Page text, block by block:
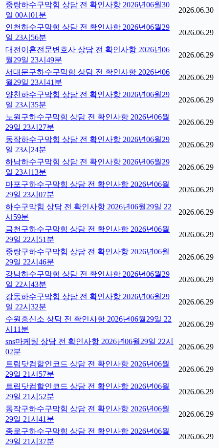
중랑하수구막힘 상담 전 확인사항 2026년06월30
일 00시01분
2026.06.30
인천하수구막힘 상담 전 확인사항 2026년06월29
일 23시56분
2026.06.29
대전이혼전문변호사 상담 전 확인사항 2026년06
월29일 23시49분
2026.06.29
서대문구하수구막힘 상담 전 확인사항 2026년06
월29일 23시41분
2026.06.29
양천하수구막힘 상담 전 확인사항 2026년06월29
일 23시35분
2026.06.29
노원구하수구막힘 상담 전 확인사항 2026년06월
29일 23시27분
2026.06.29
동작하수구막힘 상담 전 확인사항 2026년06월29
일 23시24분
2026.06.29
하남하수구막힘 상담 전 확인사항 2026년06월29
일 23시13분
2026.06.29
마포구하수구막힘 상담 전 확인사항 2026년06월
29일 23시07분
2026.06.29
하수구막힘 상담 전 확인사항 2026년06월29일 22
시59분
2026.06.29
금천구하수구막힘 상담 전 확인사항 2026년06월
29일 22시51분
2026.06.29
중랑구하수구막힘 상담 전 확인사항 2026년06월
29일 22시46분
2026.06.29
강남하수구막힘 상담 전 확인사항 2026년06월29
일 22시43분
2026.06.29
강동하수구막힘 상담 전 확인사항 2026년06월29
일 22시32분
2026.06.29
수원흥신소 상담 전 확인사항 2026년06월29일 22
시11분
2026.06.29
sns마케팅 상담 전 확인사항 2026년06월29일 22시
02분
2026.06.29
트립닷컴할인코드 상담 전 확인사항 2026년06월
29일 21시57분
2026.06.29
트립닷컴할인코드 상담 전 확인사항 2026년06월
29일 21시52분
2026.06.29
동작구하수구막힘 상담 전 확인사항 2026년06월
29일 21시41분
2026.06.29
종로구하수구막힘 상담 전 확인사항 2026년06월
29일 21시37분
2026.06.29